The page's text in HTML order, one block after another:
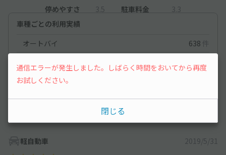
停めやすさ 3.5 駐車料金
3.3
車種ごとの利用実績
オートバイ
638 件
コンパクトカー
軽自動車 2019/5/31
通信エラーが発生しました。しばらく時間をおいてから再度
お試しください。
閉じる